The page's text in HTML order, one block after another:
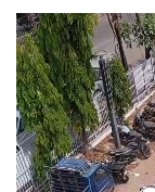
Video
Player